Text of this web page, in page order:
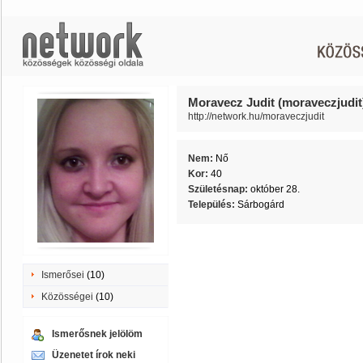
Ismerősei (10)
Közösségei (10)
Ismerősnek jelölöm
Üzenetet írok neki
Moravecz Judit
http://network.hu/moraveczjudit
Nem: Nő
Kor: 40
Születésnap: október 28.
Település: Sárbogárd